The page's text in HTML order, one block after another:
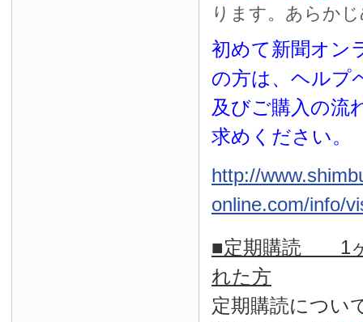
ります。あらか
初めて新聞オン
の方は、ヘルプ
及びご購入の流
求めください。
http://
online.com/info/
■定期購読 1ヶ
れた方
定期購読につい